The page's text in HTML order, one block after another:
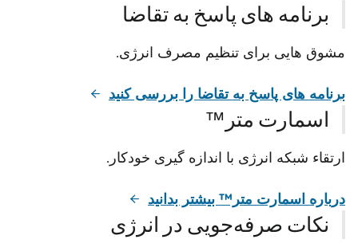
برنامه های پاسخ به تقاضا
مشوق هایی برای تنظیم مصرف انرژی.
برنامه های پاسخ به تقاضا را بررسی کنید
اسمارت متر™
ارتقاء شبکه انرژی با اندازه گیری خودکار.
درباره اسمارت متر™ بیشتر بدانید
نکات صرفه‌جویی در انرژی